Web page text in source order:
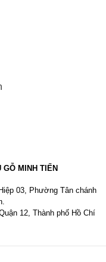
GỖ MINH TIẾN
03, Phường Tân chánh
12, Thành phố Hồ Chí